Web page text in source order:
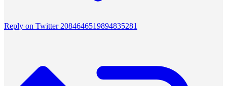
Reply on Twitter 2084646519894835281